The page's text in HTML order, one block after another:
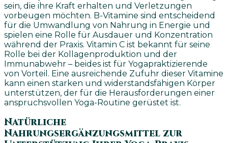
sein, die ihre Kraft erhalten und Verletzungen
vorbeugen möchten. B-Vitamine sind entscheidend
für die Umwandlung von Nahrung in Energie und
spielen eine Rolle für Ausdauer und Konzentration
während der Praxis. Vitamin C ist bekannt für seine
Rolle bei der Kollagenproduktion und der
Immunabwehr – beides ist für Yogapraktizierende
von Vorteil. Eine ausreichende Zufuhr dieser Vitamine
kann einen starken und widerstandsfähigen Körper
unterstützen, der für die Herausforderungen einer
anspruchsvollen Yoga-Routine gerüstet ist.
Natürliche
Nahrungsergänzungsmittel zur